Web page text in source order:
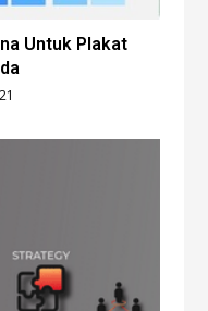
Untuk Plakat